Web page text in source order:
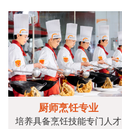
厨师烹饪专业
培养具备烹饪技能专门人才